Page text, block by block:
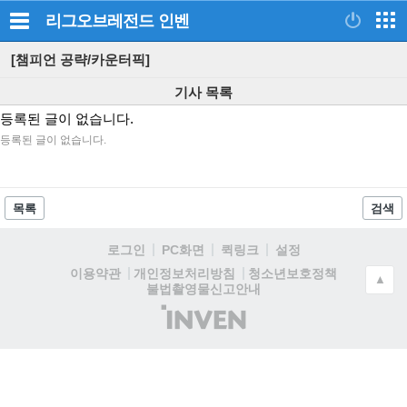
리그오브레전드 인벤
[챔피언 공략/카운터픽]
기사 목록
등록된 글이 없습니다.
등록된 글이 없습니다.
목록 검색
로그인 PC화면 퀵링크
설정
이용약관
개인정보처리방침
청소년보호정책
불법촬영물신고안내
(주)
인
▲